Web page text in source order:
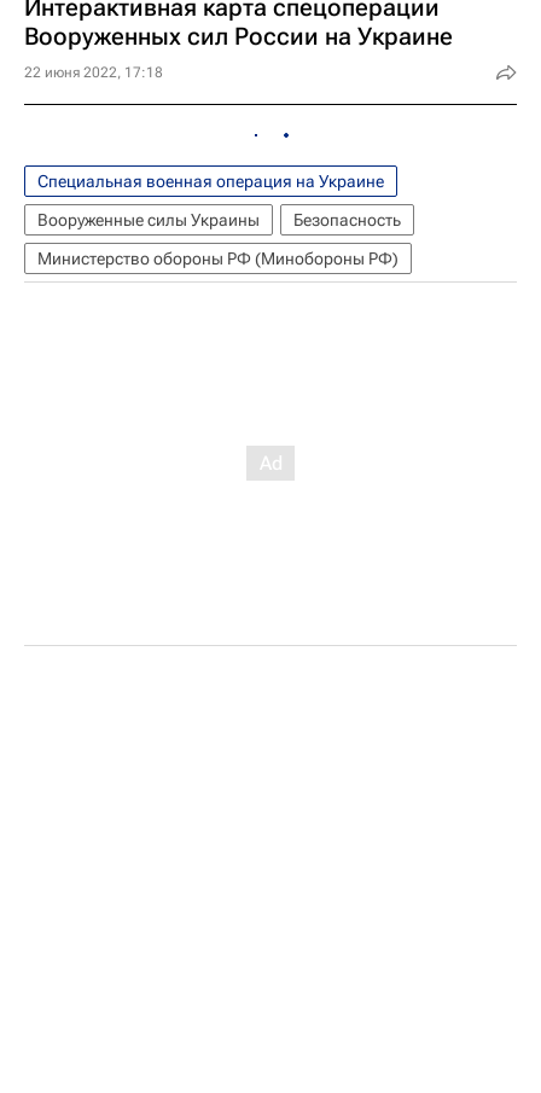
Интерактивная карта спецоперации
Вооруженных сил России на Украине
22 июня 2022, 17:18
Специальная военная операция на Украине
Вооруженные силы Украины
Безопасность
Министерство обороны РФ (Минобороны РФ)